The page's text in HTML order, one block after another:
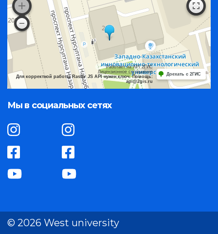
Работает на API 2ГИС
Лицензионное соглашение
Для корректной работы Raster JS API нужен ключ. Помощь:
api@2gis.ru
Доехать с 2ГИС
Мы в социальных сетях
© 2026 West university